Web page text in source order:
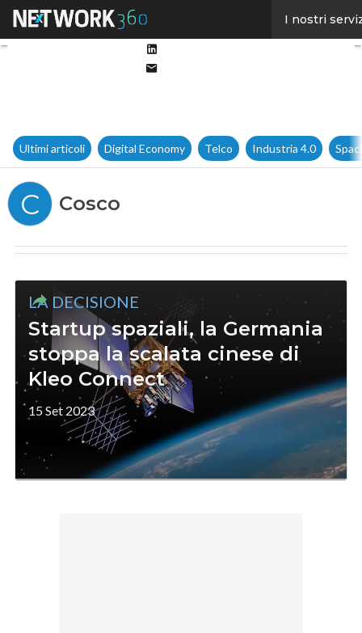
I nostri
Ultimi articoli Digital Economy Telco Industria 4.0
C Cosco
LA DECISIONE
Startup spaziali, la Germania
stoppa la scalata cinese di
Kleo Connect
15 Set 2023